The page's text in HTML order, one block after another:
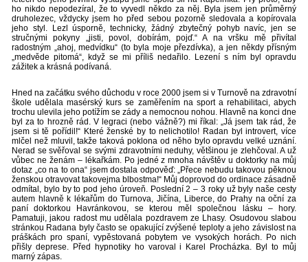
ho nikdo nepodezíral, že to vyvedl někdo za něj. Byla jsem jen průměrný
druholezec, vždycky jsem ho před sebou pozorně sledovala a kopírovala
jeho styl. Lezl úsporně, technicky, žádný zbytečný pohyb navíc, jen se
stručnými pokyny „jisti, povol, dobírám, pojď.“ A na vršku mě přivítal
radostným „ahoj, medvídku“ (to byla moje přezdívka), a jen někdy přísným
„medvěde pitomá“, když se mi příliš nedařilo. Lezení s ním byl opravdu
zážitek a krásná podívaná.
Hned na začátku svého důchodu v roce 2000 jsem si v Turnově na zdravotní
škole udělala masérský kurs se zaměřením na sport a rehabilitaci, abych
trochu ulevila jeho potížím se zády a nemocnou nohou. Hlavně na konci dne
byl za to hrozně rád. V legraci (nebo vážně?) mi říkal: „Já jsem tak rád, že
jsem si tě pořídil!“ Které ženské by to nelichotilo! Radan byl introvert, více
mlčel než mluvil, takže taková poklona od něho bylo opravdu velké uznání.
Nerad se svěřoval se svými zdravotními neduhy, většinou je zlehčoval. A už
vůbec ne ženám – lékařkám. Po jedné z mnoha návštěv u doktorky na můj
dotaz „co na to ona“ jsem dostala odpověď: „Přece nebudu takovou pěknou
ženskou otravovat takovejma blbostma!“ Můj doprovod do ordinace zásadně
odmítal, bylo by to pod jeho úroveň. Poslední 2 – 3 roky už byly naše cesty
autem hlavně k lékařům do Turnova, Jičína, Liberce, do Prahy na oční za
paní doktorkou Havránkovou, se kterou měl společnou lásku – hory.
Pamatuji, jakou radost mu udělala pozdravem ze Lhasy. Osudovou slabou
stránkou Radana byly často se opakující zvýšené teploty a jeho závislost na
práškách pro spaní, vypěstovaná pobytem ve vysokých horách. Po nich
přišly deprese. Před hypnotiky ho varoval i Karel Procházka. Byl to můj
marný zápas.